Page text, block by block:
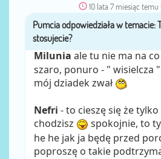
10 lata 7 miesiąc temu
przez
Milunia ale tu nie ma na
szaro, ponuro - " wisielcza
mój dziadek zwał
Nefri - to cieszę się że
chodzisz
spokojnie, to
he he jak ja będę przed
poproszę o takie